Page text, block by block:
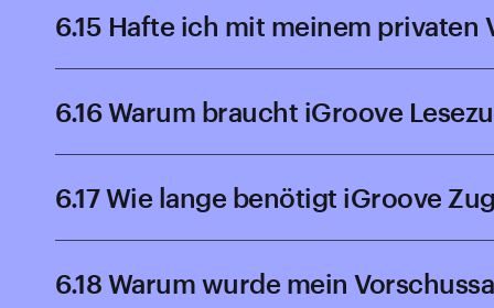
6.15 Hafte ich mit meinem privaten
6.16 Warum braucht iGroove
6.17 Wie lange benötigt iGroove
6.18 Warum wurde mein